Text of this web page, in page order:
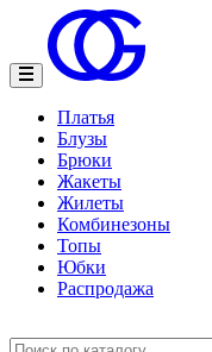
Платья
Блузы
Брюки
Жакеты
Жилеты
Комбинезоны
Топы
Юбки
Распродажа